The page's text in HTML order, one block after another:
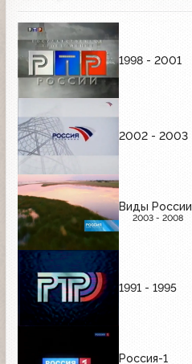
1998 - 2001
2002 - 2003
Виды России
2003 - 2008
1991 - 1995
Россия-1